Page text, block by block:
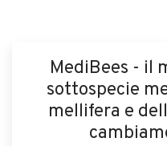
MediBees - il
sottospecie
mellifera e